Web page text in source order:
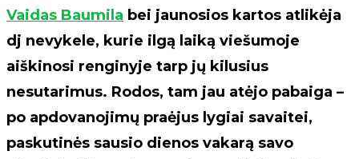
Vaidas Baumila bei jaunosios kartos atlikėja
dj nevykele, kurie ilgą laiką viešumoje
aiškinosi renginyje tarp jų kilusius
nesutarimus. Rodos, tam jau atėjo pabaiga –
po apdovanojimų praėjus lygiai savaitei,
paskutinės sausio dienos vakarą savo